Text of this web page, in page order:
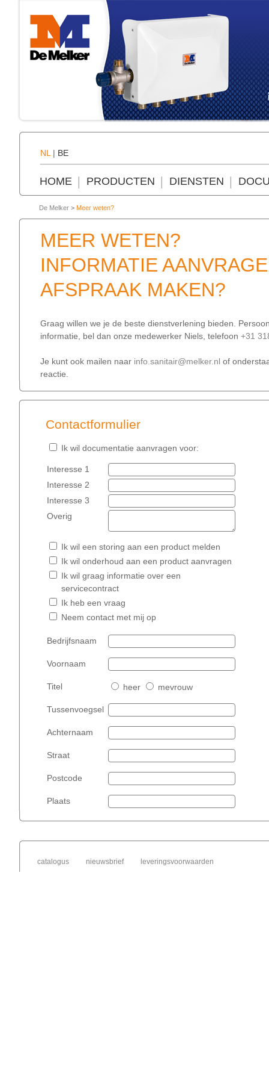
NL | BE
HOME PRODUCTEN DIENSTEN
De Melker > Meer weten?
MEER WETEN?
INFORMATIE
AFSPRAAK MAKEN?
Graag willen we je de beste dienstverlening bieden.
informatie, bel dan onze medewerker Niels, telefoon +31
Je kunt ook mailen naar info.sanitair@melker.nl of
reactie.
Contactformulier
Ik wil documentatie aanvragen voor:
Interesse 1
Interesse 2
Interesse 3
Overig
Ik wil een storing aan een product melden
Ik wil onderhoud aan een product aanvragen
Ik wil graag informatie over een
servicecontract
Ik heb een vraag
Neem contact met mij op
Bedrijfsnaam
Voornaam
Titel heer mevrouw
Tussenvoegsel
Achternaam
Straat
Postcode
Plaats
catalogus nieuwsbrief leveringsvoorwaarden